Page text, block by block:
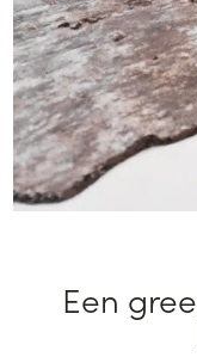
een greep uit onze collectie